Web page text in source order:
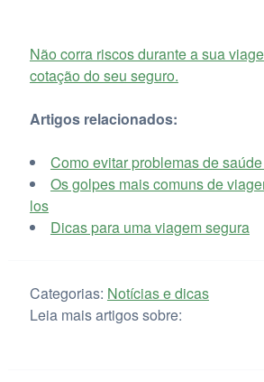
Não corra riscos durante a sua
cotação do seu seguro.
Artigos relacionados:
Como evitar problemas de
Os golpes mais comuns de
los
Dicas para uma viagem segura
Categorias: Notícias e dicas
Leia mais artigos sobre: